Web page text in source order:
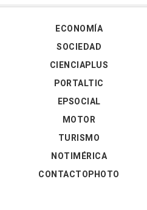
ECONOMÍA
SOCIEDAD
CIENCIAPLUS
PORTALTIC
EPSOCIAL
MOTOR
TURISMO
NOTIMÉRICA
CONTACTOPHOTO